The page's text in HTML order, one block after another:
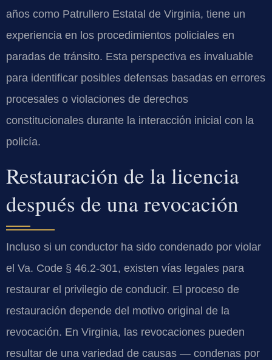
años como Patrullero Estatal de Virginia, tiene un
experiencia en los procedimientos policiales en
paradas de tránsito. Esta perspectiva es invaluable
para identificar posibles defensas basadas en errores
procesales o violaciones de derechos
constitucionales durante la interacción inicial con la
policía.
Restauración de la licencia
después de una revocación
Incluso si un conductor ha sido condenado por violar
el Va. Code § 46.2-301, existen vías legales para
restaurar el privilegio de conducir. El proceso de
restauración depende del motivo original de la
revocación. En Virginia, las revocaciones pueden
resultar de una variedad de causas — condenas por